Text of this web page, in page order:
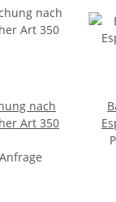
nach
Art 350